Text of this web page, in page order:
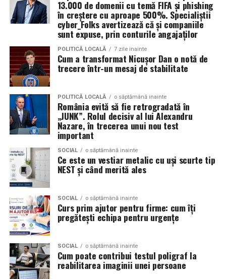
Tehnologiile deepfake sunt folosite și pentru clipuri în
care jucători sau prezentatori cunoscuți par să
promoveze tombole, platforme de pariuri sau câștiguri
garantate, distribuite apoi prin reclame pe rețelele
sociale.
Aceste instrumente reduc semnificativ timpul și nivelul
de pregătire tehnică necesare pentru lansarea unei
campanii de fraudă. În locul mesajelor generale și ușor
de recunoscut, atacatorii pot genera rapid comunicări
personalizate pentru anumite industrii, departamente
sau categorii profesionale.
„Echipa noastră de cybersecurity monitorizează activ
vulnerabilitățile și intervine proactiv la nivelul
infrastructurii, de la filtrarea traficului malițios până la
izolarea site-urilor compromise. Dar phishingul nu
exploatează doar serverele, ci mai ales oamenii. Niciun
furnizor de hosting nu poate opri un utilizator să își
introducă parola pe o pagină clonată. În acel moment,
vigilența utilizatorului rămâne prima linie de apărare”,
explică Horațiu Șimon, Chief Technology Officer
cyber_Folks România.
Turnul din pahare
Un alt joc pe care îl poți încerca la petrecerea copilului
tău, este construirea unui turn din pahare. Împarte
copiii în două echipe, care vor primi câte 10 pahare. La
bază se așază patru pahare, urmând apoi să se pună un
rând de 3 pahare, respectiv 2 și 1 pahar. Câștigă echipa
care construiește cel mai repede un turn stabil, fără să
se dărâme.
Fiecare dintre aceste activități poate fi exact
ingredientul surpriză al petrecerii pe care o organizezi
pentru copilul tău. Invitații mici și mari se vor distra,
bucurându-se de jocuri distractive și creând amintiri
unice.
13.000 de domenii cu temă FIFA și phishing
în creștere cu aproape 500%. Specialiștii
cyber_Folks avertizează că și companiile
sunt expuse, prin conturile angajaților
POLITICĂ LOCALĂ 7 zile inainte
Cum a transformat Nicușor Dan o notă de
trecere într-un mesaj de stabilitate
POLITICĂ LOCALĂ o săptămână inainte
România evită să fie retrogradată în
„JUNK”. Rolul decisiv al lui Alexandru
Nazare, în trecerea unui nou test
important
SOCIAL o săptămână inainte
Ce este un vestiar metalic cu uși scurte tip
NEST și când merită ales
SOCIAL o săptămână inainte
Curs prim ajutor pentru firme: cum îți
pregătești echipa pentru urgențe
SOCIAL o săptămână inainte
Cum poate contribui testul poligraf la
reabilitarea imaginii unei persoane